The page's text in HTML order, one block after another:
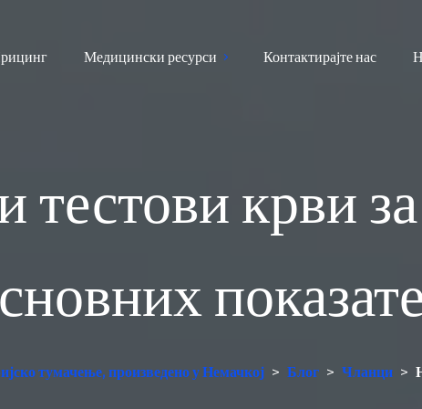
Медицински ресурси Контактирајте нас
тестови крви
тумачење, произведено у Немачкој > Блог > Чланци >